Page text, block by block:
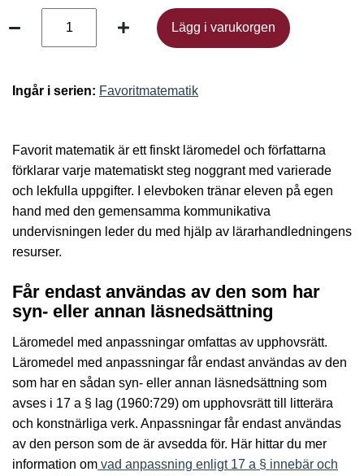
Lägg i varukorgen
Lägg i varukorgen
Ingår i serien: Favoritmatematik
Favorit matematik är ett finskt läromedel och författarna
förklarar varje matematiskt steg noggrant med varierade
och lekfulla uppgifter. I elevboken tränar eleven på egen
hand med den gemensamma kommunikativa
undervisningen leder du med hjälp av lärarhandledningens
resurser.
Får endast användas av den som har
syn- eller annan läsnedsättning
Läromedel med anpassningar omfattas av upphovsrätt.
Läromedel med anpassningar får endast användas av den
som har en sådan syn- eller annan läsnedsättning som
avses i 17 a § lag (1960:729) om upphovsrätt till litterära
och konstnärliga verk. Anpassningar får endast användas
av den person som de är avsedda för. Här hittar du mer
information om vad anpassning enligt 17 a § innebär och